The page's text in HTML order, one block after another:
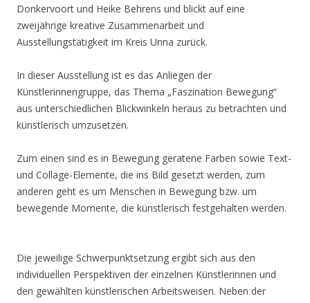
Donkervoort und Heike Behrens und blickt auf eine
zweijährige kreative Zusammenarbeit und
Ausstellungstätigkeit im Kreis Unna zurück.
In dieser Ausstellung ist es das Anliegen der
Künstlerinnengruppe, das Thema „Faszination Bewegung“
aus unterschiedlichen Blickwinkeln heraus zu betrachten und
künstlerisch umzusetzen.
Zum einen sind es in Bewegung geratene Farben sowie Text-
und Collage-Elemente, die ins Bild gesetzt werden, zum
anderen geht es um Menschen in Bewegung bzw. um
bewegende Momente, die künstlerisch festgehalten werden.
Die jeweilige Schwerpunktsetzung ergibt sich aus den
individuellen Perspektiven der einzelnen Künstlerinnen und
den gewählten künstlerischen Arbeitsweisen. Neben der